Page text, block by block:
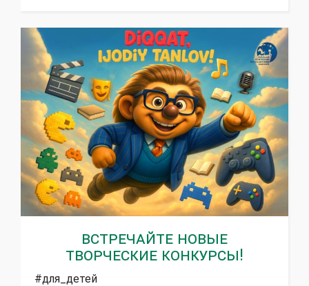
ВСТРЕЧАЙТЕ НОВЫЕ
ТВОРЧЕСКИЕ КОНКУРСЫ!
#для_детей